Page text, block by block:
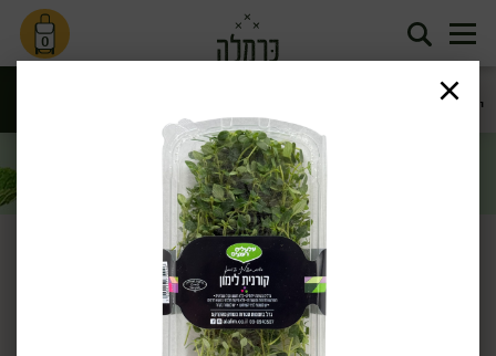
0
ירקות גינה
תיבול
ועלי מיקרו
ירק ועשבי תיבול
מבצע: מגוון עשבי תיבול 3 יח' ב- 11.90 ₪ >>
*לפי תקנון מבצע, הזול מבניהם.